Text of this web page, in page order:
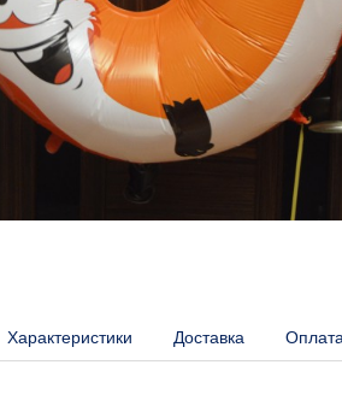
Характеристики Доставка